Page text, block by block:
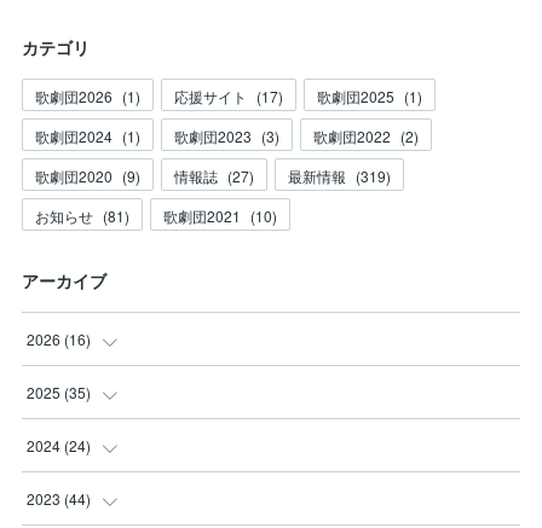
カテゴリ
歌劇団2026 (1) 応援サイト (17) 歌劇団2025 (1)
歌劇団2024 (1) 歌劇団2023 (3) 歌劇団2022 (2)
歌劇団2020 (9) 情報誌 (27) 最新情報 (319)
お知らせ (81) 歌劇団2021 (10)
アーカイブ
2026 (16)
(3
(2
(2
2025 (35)
(3
(2
2024 (24)
(3
2023 (44)